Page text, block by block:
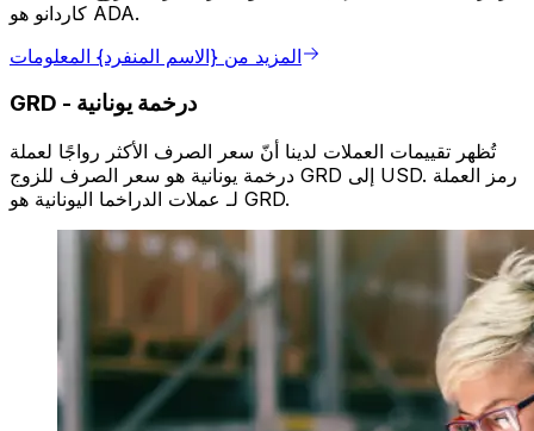
كاردانو هو ADA.
المزيد من {الاسم المنفرد} المعلومات
GRD - درخمة يونانية
تُظهر تقييمات العملات لدينا أنّ سعر الصرف الأكثر رواجًا لعملة
درخمة يونانية هو سعر الصرف للزوج GRD إلى USD. رمز العملة
لـ عملات الدراخما اليونانية هو GRD.